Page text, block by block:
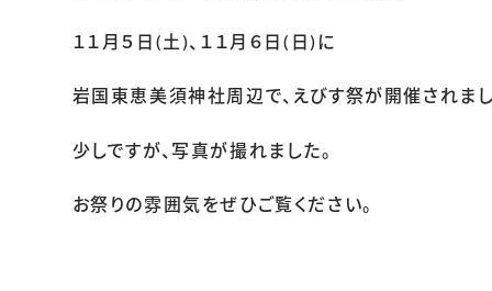
１１月５日(土)、１１月６日(日)に
岩国東恵美須神社周辺で、えびす祭が開催されまし
少しですが、写真が撮れました。
お祭りの雰囲気をぜひご覧ください。